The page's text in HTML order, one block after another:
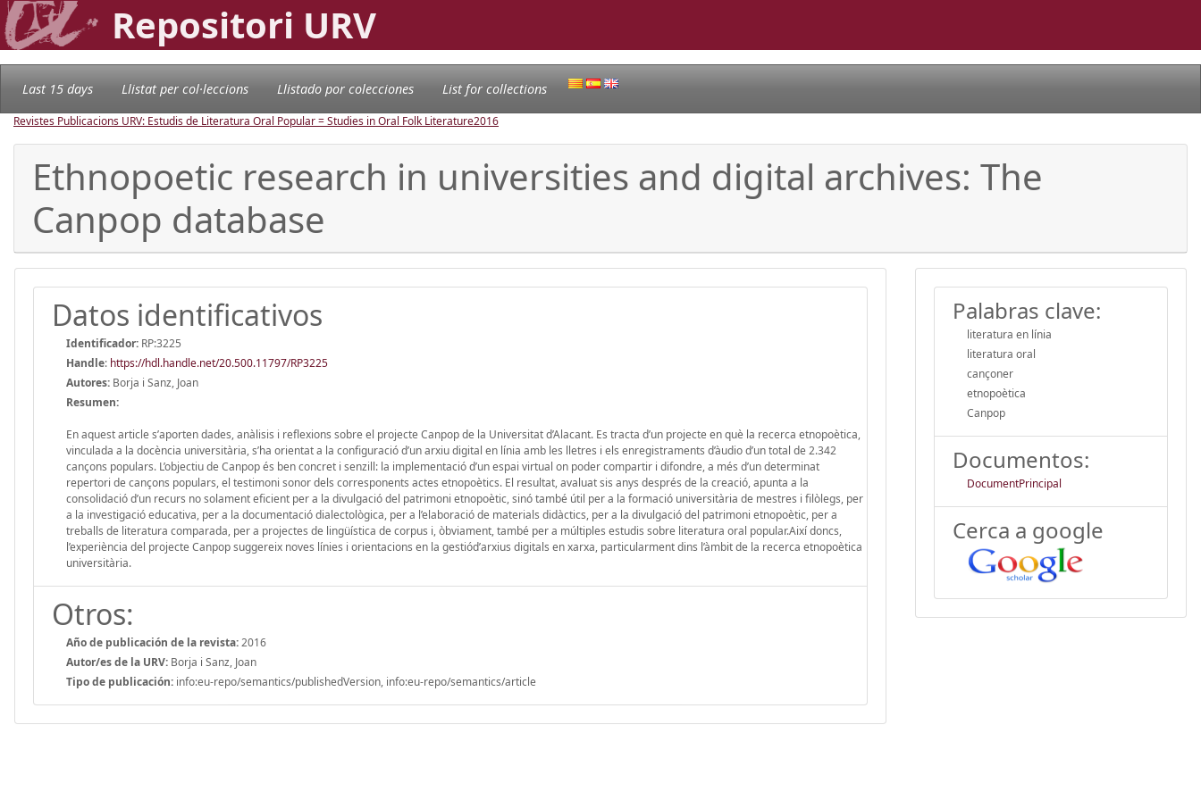
Repositori URV
Last 15 days Llistat per col·leccions Llistado por colecciones List for collections
Revistes Publicacions URV: Estudis de Literatura Oral Popular = Studies in Oral Folk Literature2016
Ethnopoetic research in universities and digital archives: The
Canpop database
Datos identificativos
Identificador: RP:3225
Handle: https://hdl.handle.net/20.500.11797/RP3225
Autores: Borja i Sanz, Joan
Resumen:
En aquest article s’aporten dades, anàlisis i reflexions sobre el projecte Canpop de la Universitat d’Alacant. Es tracta d’un projecte en què la recerca etnopoètica,
vinculada a la docència universitària, s’ha orientat a la configuració d’un arxiu digital en línia amb les lletres i els enregistraments d’àudio d’un total de 2.342
cançons populars. L’objectiu de Canpop és ben concret i senzill: la implementació d’un espai virtual on poder compartir i difondre, a més d’un determinat
repertori de cançons populars, el testimoni sonor dels corresponents actes etnopoètics. El resultat, avaluat sis anys després de la creació, apunta a la
consolidació d’un recurs no solament eficient per a la divulgació del patrimoni etnopoètic, sinó també útil per a la formació universitària de mestres i filòlegs, per
a la investigació educativa, per a la documentació dialectològica, per a l’elaboració de materials didàctics, per a la divulgació del patrimoni etnopoètic, per a
treballs de literatura comparada, per a projectes de lingüística de corpus i, òbviament, també per a múltiples estudis sobre literatura oral popular.Així doncs,
l’experiència del projecte Canpop suggereix noves línies i orientacions en la gestiód’arxius digitals en xarxa, particularment dins l’àmbit de la recerca etnopoètica
universitària.
Otros:
Año de publicación de la revista:2016
Autor/es de la URV: Borja i Sanz, Joan
Tipo de publicación: info:eu-repo/semantics/publishedVersion, info:eu-repo/semantics/article
Palabras clave:
literatura en línia
literatura oral
cançoner
etnopoètica
Canpop
Documentos:
DocumentPrincipal
Cerca a google